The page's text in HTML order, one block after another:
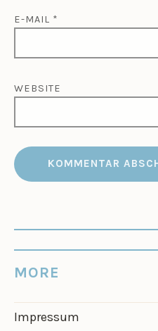
E-MAIL *
WEBSITE
MORE
Impressum